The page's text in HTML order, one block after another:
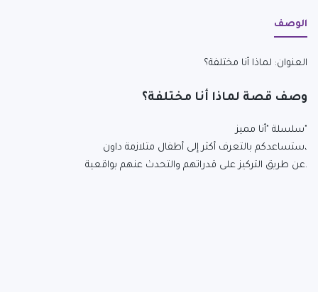
الوصف
العنوان: لماذا أنا مختلفة؟
وصف قصة لماذا أنا مختلفة؟
"سلسلة "أنا مميز
،ستساعدكم بالتعرف أكثر إلى أطفال متلازمة داون
.عن طريق التركيز على قدراتهم والتحدث عنهم بواقعية